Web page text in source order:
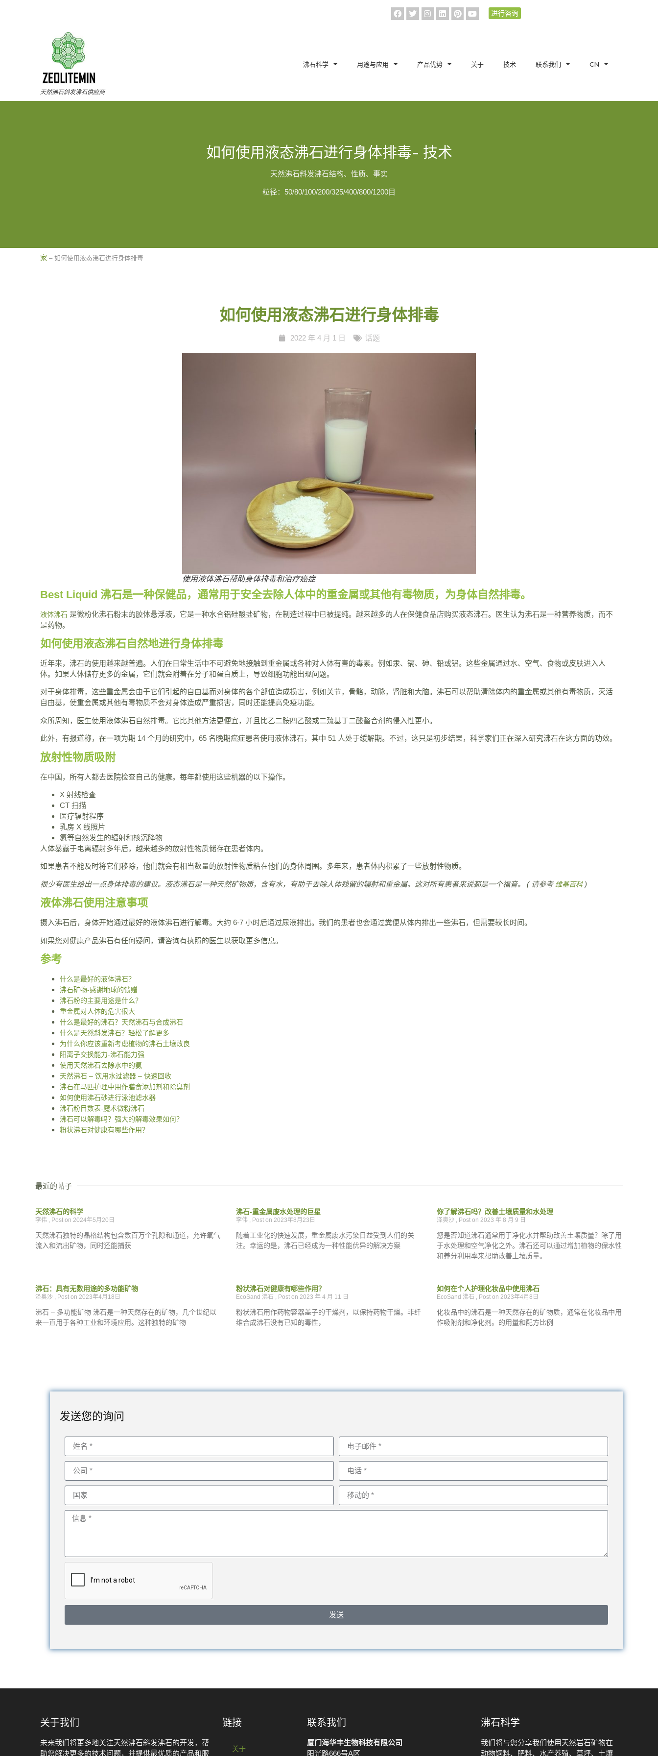
进行咨询
天然沸石斜发沸石供应商
沸石科学 用途与应用 产品优势 关于 技术 联系我们 CN
如何使用液态沸石进行身体排毒- 技术
天然沸石斜发沸石结构、性质、事实
粒径：50/80/100/200/325/400/800/1200目
家 – 如何使用液态沸石进行身体排毒
如何使用液态沸石进行身体排毒
2022 年 4 月 1 日 话题
使用液体沸石帮助身体排毒和治疗癌症
Best Liquid 沸石是一种保健品，通常用于安全去除人体中的重金属或其他有毒物质，为身体自然排毒。
液体沸石 是微粉化沸石粉末的胶体悬浮液，它是一种水合铝硅酸盐矿物，在制造过程中已被提纯。越来越多的人在保健食品店购买液态沸石。医生认为沸石是一种营养物质，而不
是药物。
如何使用液态沸石自然地进行身体排毒
近年来，沸石的使用越来越普遍。人们在日常生活中不可避免地接触到重金属或各种对人体有害的毒素。例如汞、镉、砷、铅或铝。这些金属通过水、空气、食物或皮肤进入人
体。如果人体储存更多的金属，它们就会附着在分子和蛋白质上，导致细胞功能出现问题。
对于身体排毒，这些重金属会由于它们引起的自由基而对身体的各个部位造成损害，例如关节，骨骼，动脉，肾脏和大脑。沸石可以帮助清除体内的重金属或其他有毒物质，灭活
自由基，使重金属或其他有毒物质不会对身体造成严重损害，同时还能提高免疫功能。
众所周知，医生使用液体沸石自然排毒。它比其他方法更便宜，并且比乙二胺四乙酸或二巯基丁二酸螯合剂的侵入性更小。
此外，有报道称，在一项为期 14 个月的研究中，65 名晚期癌症患者使用液体沸石，其中 51 人处于缓解期。不过，这只是初步结果，科学家们正在深入研究沸石在这方面的功效。
放射性物质吸附
在中国，所有人都去医院检查自己的健康。每年都使用这些机器的以下操作。
X 射线检查
CT 扫描
医疗辐射程序
乳房 X 线照片
氡等自然发生的辐射和核沉降物
人体暴露于电离辐射多年后，越来越多的放射性物质储存在患者体内。
如果患者不能及时将它们移除，他们就会有相当数量的放射性物质粘在他们的身体周围。多年来，患者体内积累了一些放射性物质。
很少有医生给出一点身体排毒的建议。液态沸石是一种天然矿物质，含有水，有助于去除人体残留的辐射和重金属。这对所有患者来说都是一个福音。 ( 请参考 维基百科)
液体沸石使用注意事项
摄入沸石后，身体开始通过最好的液体沸石进行解毒。大约 6-7 小时后通过尿液排出。我们的患者也会通过粪便从体内排出一些沸石，但需要较长时间。
如果您对健康产品沸石有任何疑问，请咨询有执照的医生以获取更多信息。
参考
什么是最好的液体沸石？
沸石矿物-感谢地球的馈赠
沸石粉的主要用途是什么？
重金属对人体的危害很大
什么是最好的沸石？天然沸石与合成沸石
什么是天然斜发沸石？轻松了解更多
为什么你应该重新考虑植物的沸石土壤改良
阳离子交换能力-沸石能力强
使用天然沸石去除水中的氨
天然沸石 – 饮用水过滤器 – 快速回收
沸石在马匹护理中用作膳食添加剂和除臭剂
如何使用沸石砂进行泳池滤水器
沸石粉目数表-魔术微粉沸石
沸石可以解毒吗？强大的解毒效果如何？
粉状沸石对健康有哪些作用？
最近的帖子
天然沸石的科学
李伟 2024年5月20日
天然沸石独特的晶格结构包含数百万个孔隙和通道，允许氧气
流入和流出矿物，同时还能捕获
沸石-重金属废水处理的巨星
李伟 2023年8月23日
随着工业化的快速发展，重金属废水污染日益受到人们的关
注。幸运的是，沸石已经成为一种性能优异的解决方案
你了解沸石吗？改善土壤质量和水处理
泽奥沙 2023 年 8 月 9 日
您是否知道沸石通常用于净化水并帮助改善土壤质量？除了用
于水处理和空气净化之外。沸石还可以通过增加植物的保水性
和养分利用率来帮助改善土壤质量。
沸石：具有无数用途的多功能矿物
泽奥沙 2023年4月18日
沸石 – 多功能矿物 沸石是一种天然存在的矿物，几个世纪以
来一直用于各种工业和环境应用。这种独特的矿物
粉状沸石对健康有哪些作用？
EcoSand 沸石 2023 年 4 月 11 日
粉状沸石用作药物容器盖子的干燥剂，以保持药物干燥。非纤
维合成沸石没有已知的毒性，
如何在个人护理化妆品中使用沸石
EcoSand 沸石 2023年4月8日
化妆品中的沸石是一种天然存在的矿物质，通常在化妆品中用
作吸附剂和净化剂。的用量和配方比例
发送您的询问
发送
关于我们
未来我们将更多地关注天然沸石斜发沸石的开发，帮
助您解决更多的技术问题，并提供最优质的产品和服
链接
关于
联系我们
厦门海华丰生物科技有限公司
阳光路666号A区
沸石科学
我们将与您分享我们使用天然岩石矿物在
动物饲料、肥料、水产养殖、草坪、土壤